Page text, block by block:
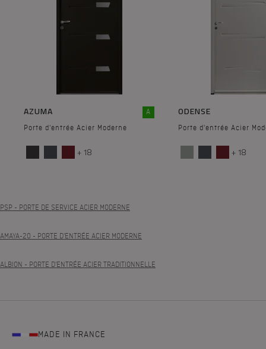
AZUMA
Porte d'entrée Acier Moderne
A
+ 18
ODENSE
Porte d'entrée Acier
+ 18
PSP - PORTE DE SERVICE ACIER MODERNE
AMAYA-20 - PORTE D'ENTRÉE ACIER MODERNE
ALBION - PORTE D'ENTRÉE ACIER TRADITIONNELLE
MADE IN FRANCE